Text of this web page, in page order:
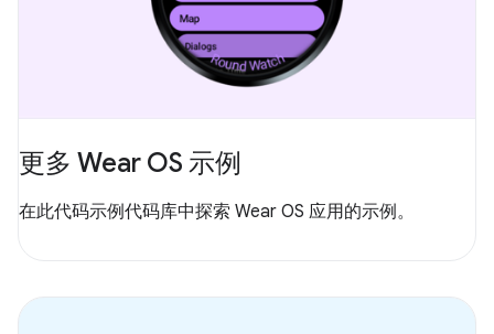
更多 Wear OS 示例
在此代码示例代码库中探索 Wear OS 应用的示例。